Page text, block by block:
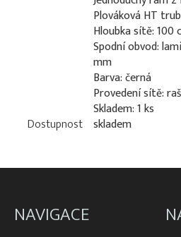
Plováková HT
Hloubka sítě: 100
Spodní obvod:
mm
Barva: černá
Provedení sítě:
Skladem: 1 ks
Dostupnost skladem
NAVIGACE